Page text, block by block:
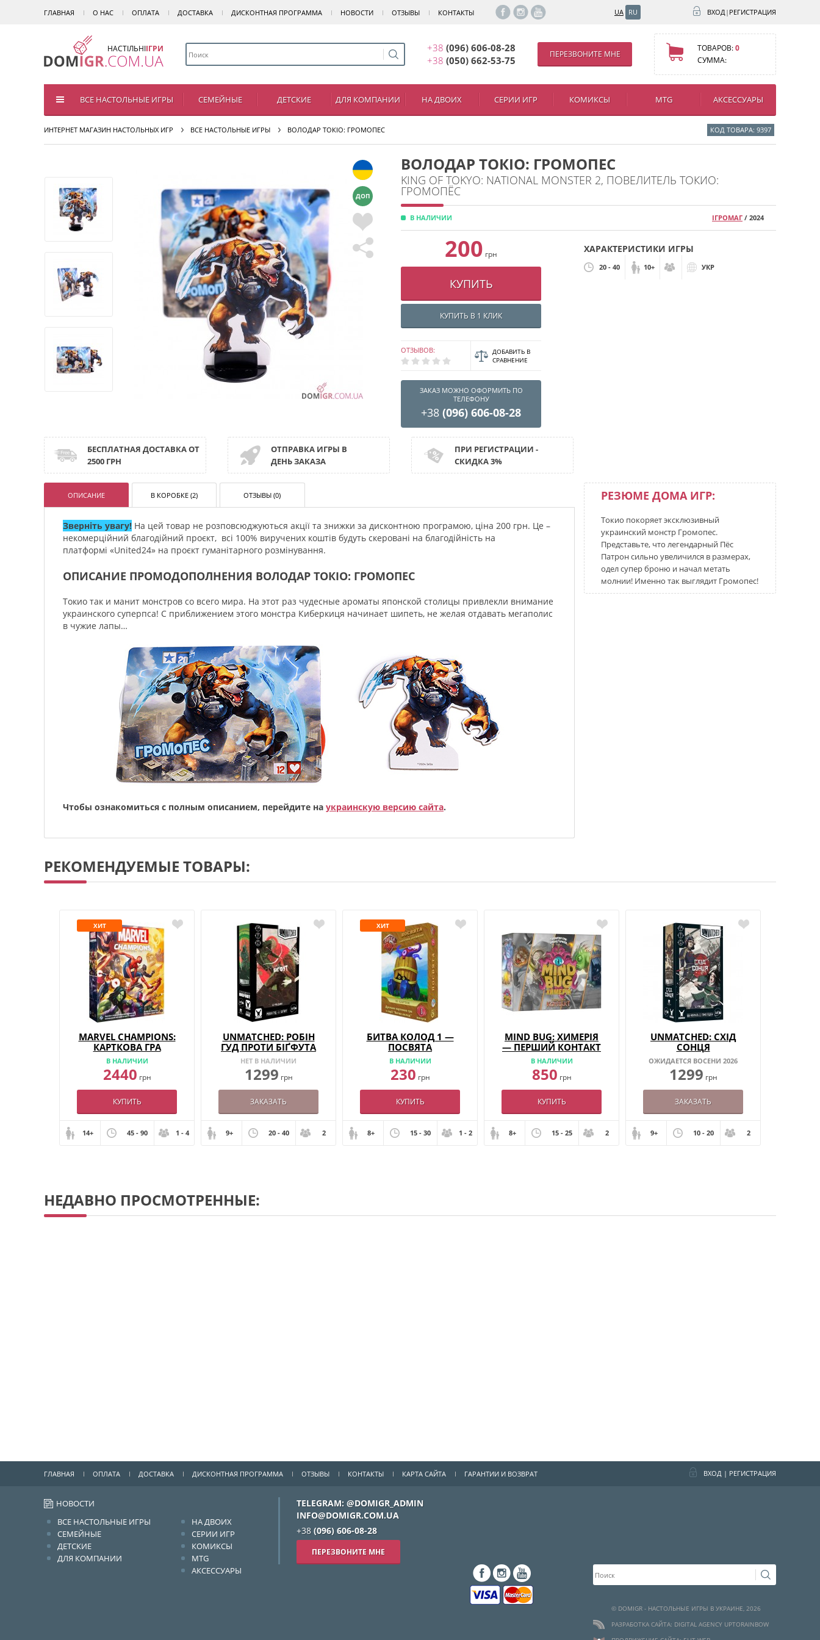
ГЛАВНАЯ О НАС ОПЛАТА ДОСТАВКА ДИСКОНТНАЯ ПРОГРАММА НОВОСТИ ОТЗЫВЫ КОНТАКТЫ UA RU ВХОД| РЕГИСТРАЦИЯ
НАСТІЛЬНІІГРИ +38 (096) 606-08-28
+38 (050) 662-53-75
ПЕРЕЗВОНИТЕ МНЕ
ТОВАРОВ:0
СУММА:
ВСЕ НАСТОЛЬНЫЕ ИГРЫ СЕМЕЙНЫЕ ДЕТСКИЕ ДЛЯ КОМПАНИИ НА ДВОИХ СЕРИИ ИГР КОМИКСЫ MTG АКСЕССУАРЫ
ИНТЕРНЕТ МАГАЗИН НАСТОЛЬНЫХ ИГР ВСЕ НАСТОЛЬНЫЕ ИГРЫ ВОЛОДАР ТОКІО: ГРОМОПЕС КОД ТОВАРА: 9397
ДОП
ВОЛОДАР ТОКІО: ГРОМОПЕС
KING OF TOKYO: NATIONAL MONSTER 2, ПОВЕЛИТЕЛЬ ТОКИО:
ГРОМОПЁС
В НАЛИЧИИ ІГРОМАГ / 2024
200 грн
КУПИТЬ
КУПИТЬ В 1 КЛИК
ОТЗЫВОВ:
ДОБАВИТЬ В
СРАВНЕНИЕ
ЗАКАЗ МОЖНО ОФОРМИТЬ ПО
ТЕЛЕФОНУ
+38 (096) 606-08-28
ХАРАКТЕРИСТИКИ ИГРЫ
20 - 40 10+ УКР
БЕСПЛАТНАЯ ДОСТАВКА ОТ
2500 ГРН
ОТПРАВКА ИГРЫ В
ДЕНЬ ЗАКАЗА
ПРИ РЕГИСТРАЦИИ -
СКИДКА 3%
РЕЗЮМЕ ДОМА ИГР:
Токио покоряет эксклюзивный
украинский монстр Громопес.
Представьте, что легендарный Пёс
Патрон сильно увеличился в размерах,
одел супер броню и начал метать
молнии! Именно так выглядит Громопес!
ОПИСАНИЕ В КОРОБКЕ (2) ОТЗЫВЫ (0)
Зверніть увагу! На цей товар не розповсюджуються акції та знижки за дисконтною програмою, ціна 200 грн. Це –
некомерційний благодійний проєкт, всі 100% виручених коштів будуть скеровані на благодійність на
платформі «United24» на проєкт гуманітарного розмінування.
ОПИСАНИЕ ПРОМОДОПОЛНЕНИЯ ВОЛОДАР ТОКІО: ГРОМОПЕС
Токио так и манит монстров со всего мира. На этот раз чудесные ароматы японской столицы привлекли внимание
украинского суперпса! С приближением этого монстра Киберкиця начинает шипеть, не желая отдавать мегаполис
в чужие лапы…
Чтобы ознакомиться с полным описанием, перейдите на украинскую версию сайта.
РЕКОМЕНДУЕМЫЕ ТОВАРЫ:
ХИТ
MARVEL CHAMPIONS:
КАРТКОВА ГРА
В НАЛИЧИИ
2440 грн
КУПИТЬ
14+ 45 - 90 1 - 4
UNMATCHED: РОБІН
ГУД ПРОТИ БІҐФУТА
НЕТ В НАЛИЧИИ
1299 грн
ЗАКАЗАТЬ
9+ 20 - 40 2
ХИТ
БИТВА КОЛОД 1 —
ПОСВЯТА
В НАЛИЧИИ
230 грн
КУПИТЬ
8+ 15 - 30 1 - 2
MIND BUG: ХИМЕРІЯ
— ПЕРШИЙ КОНТАКТ
В НАЛИЧИИ
850 грн
КУПИТЬ
8+ 15 - 25 2
UNMATCHED: СХІД
СОНЦЯ
ОЖИДАЕТСЯ ВОСЕНИ 2026
1299 грн
ЗАКАЗАТЬ
9+ 10 - 20 2
НЕДАВНО ПРОСМОТРЕННЫЕ:
ГЛАВНАЯ ОПЛАТА ДОСТАВКА ДИСКОНТНАЯ ПРОГРАММА ОТЗЫВЫ КОНТАКТЫ КАРТА САЙТА ГАРАНТИИ И ВОЗВРАТ ВХОД | РЕГИСТРАЦИЯ
НОВОСТИ
ВСЕ НАСТОЛЬНЫЕ ИГРЫ
СЕМЕЙНЫЕ
ДЕТСКИЕ
ДЛЯ КОМПАНИИ
НА ДВОИХ
СЕРИИ ИГР
КОМИКСЫ
MTG
АКСЕССУАРЫ
TELEGRAM: @DOMIGR_ADMIN
INFO@DOMIGR.COM.UA
+38 (096) 606-08-28
ПЕРЕЗВОНИТЕ МНЕ
© DOMIGR - НАСТОЛЬНЫЕ ИГРЫ В УКРАИНЕ, 2026
РАЗРАБОТКА САЙТА: DIGITAL AGENCY UPTORAINBOW